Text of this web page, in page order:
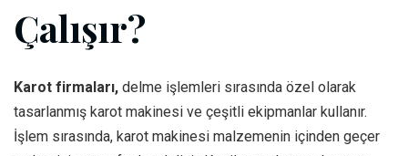
Çalışır?
Karot firmaları, delme işlemleri sırasında özel olarak
tasarlanmış karot makinesi ve çeşitli ekipmanlar kullanır.
İşlem sırasında, karot makinesi malzemenin içinden geçer